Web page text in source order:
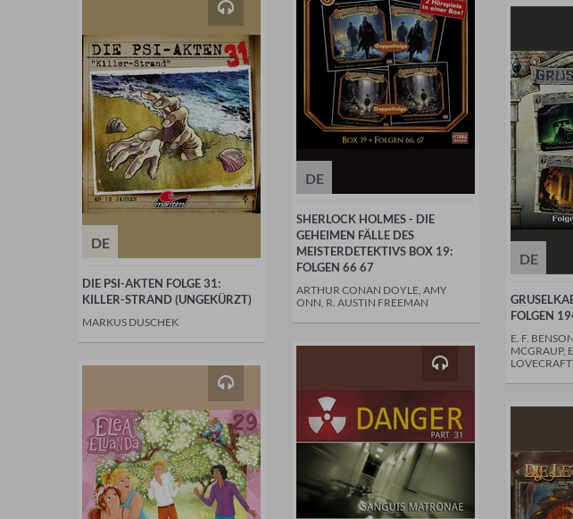
DE
DIE PSI-AKTEN FOLGE 31:
KILLER-STRAND (UNGEKÜRZT)
MARKUS DUSCHEK
DE
SHERLOCK HOLMES - DIE
GEHEIMEN FÄLLE DES
MEISTERDETEKTIVS BOX 19:
FOLGEN 66 67
ARTHUR CONAN DOYLE, AMY
ONN, R. AUSTIN FREEMAN
DE
FOLGEN
E. F.
MCGRAUP,
LOVECRAFT